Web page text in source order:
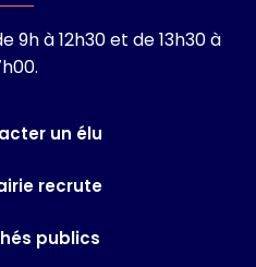
9h à 12h30 et de 13h30 à
un élu
recrute
publics